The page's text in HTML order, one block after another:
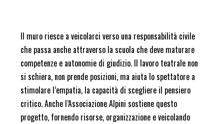
Il muro riesce a veicolarci verso una responsabilità civile
che passa anche attraverso la scuola che deve maturare
competenze e autonomie di giudizio. Il lavoro teatrale non
si schiera, non prende posizioni, ma aiuta lo spettatore a
stimolare l’empatia, la capacità di scegliere il pensiero
critico.Anche l’Associazione Alpini sostiene questo
progetto, fornendo risorse, organizzazione eveicolando